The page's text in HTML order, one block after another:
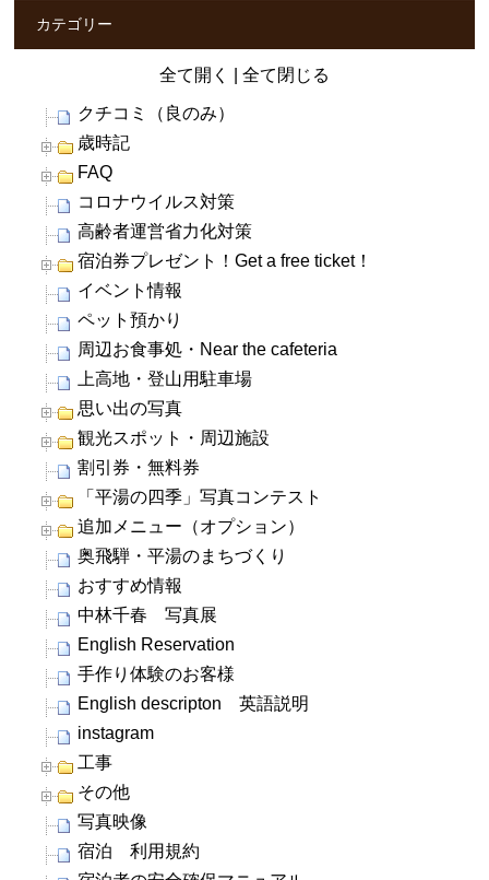
カテゴリー
全て開く 全て閉じる
クチコミ（良のみ）
歳時記
FAQ
コロナウイルス対策
高齢者運営省力化対策
宿泊券プレゼント！Get a free ticket！
イベント情報
ペット預かり
周辺お食事処・Near the cafeteria
上高地・登山用駐車場
思い出の写真
観光スポット・周辺施設
割引券・無料券
「平湯の四季」写真コンテスト
追加メニュー（オプション）
奥飛騨・平湯のまちづくり
おすすめ情報
中林千春 写真展
English Reservation
手作り体験のお客様
English descripton 英語説明
instagram
工事
その他
写真映像
宿泊 利用規約